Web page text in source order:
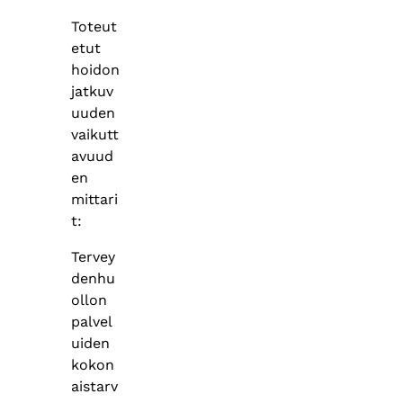
Toteut
etut
hoidon
jatkuv
uuden
vaikutt
avuud
en
mittari
t:
Tervey
denhu
ollon
palvel
uiden
kokon
aistarv